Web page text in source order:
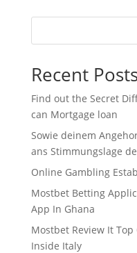
Recent
Find out the Secret
can Mortgage loan
Sowie deinem
ans Stimmungslage
Online Gambling
Mostbet Betting
App In Ghana
Mostbet Review It
Inside Italy